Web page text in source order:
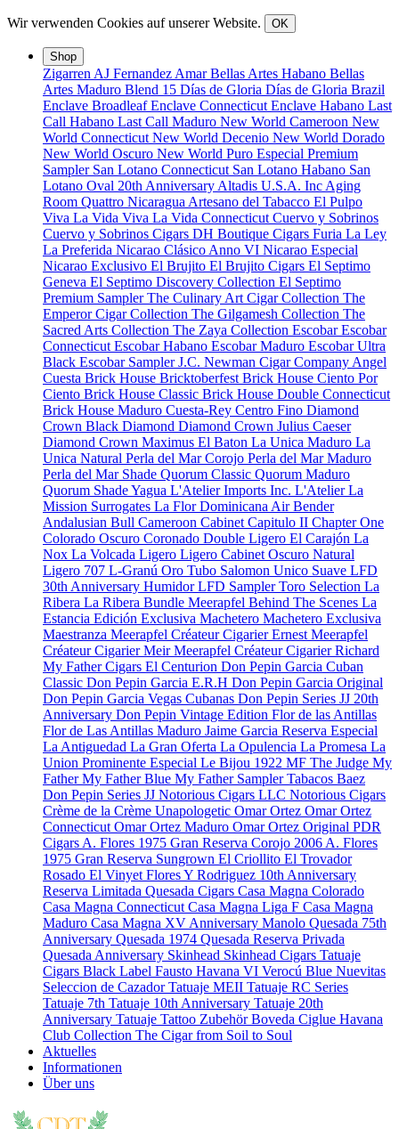
Wir verwenden Cookies auf unserer Website. OK
Shop
Zigarren AJ Fernandez AmarBellas Artes Habano Bellas
Artes Maduro Blend 15 Días de Gloria Días de Gloria Brazil
Enclave BroadleafEnclave Connecticut Enclave Habano Last
Call Habano Last Call Maduro New World Cameroon New
World Connecticut New World Decenio New World Dorado
New World Oscuro New World Puro Especial Premium
Sampler San Lotano Connecticut San Lotano Habano San
Lotano Oval 20th Anniversary Altadis U.S.A. Inc Aging
Room Quattro Nicaragua Artesano del Tabacco El Pulpo
Viva La Vida Viva La Vida Connecticut Cuervo y Sobrinos
Cuervo y Sobrinos Cigars DH Boutique Cigars Furia La Ley
La Preferida Nicarao Clásico Anno VI Nicarao Especial
Nicarao Exclusivo El Brujito El Brujito Cigars El Septimo
Geneva El Septimo Discovery Collection El Septimo
Premium SamplerThe Culinary Art Cigar Collection The
Emperor Cigar Collection The Gilgamesh Collection The
Sacred Arts Collection The Zaya Collection EscobarEscobar
Connecticut Escobar Habano Escobar Maduro Escobar Ultra
Black Escobar SamplerJ.C. Newman Cigar Company Angel
Cuesta Brick House Bricktoberfest Brick House Ciento Por
Ciento Brick House Classic Brick House Double Connecticut
Brick House Maduro Cuesta-Rey Centro Fino Diamond
Crown Black Diamond Diamond Crown Julius Caeser
Diamond Crown Maximus El Baton La Unica Maduro La
Unica Natural Perla del Mar Corojo Perla del Mar Maduro
Perla del Mar Shade Quorum Classic Quorum Maduro
Quorum ShadeYagua L'Atelier Imports Inc. L'AtelierLa
Mission Surrogates La Flor Dominicana Air Bender
Andalusian Bull Cameroon Cabinet Capitulo II Chapter One
Colorado Oscuro Coronado Double Ligero El Carajón La
Nox La Volcada Ligero Ligero Cabinet Oscuro Natural
Ligero 707 L-Granú Oro Tubo Salomon Unico Suave LFD
30th Anniversary HumidorLFD Sampler Toro Selection La
Ribera La Ribera Bundle Meerapfel Behind The Scenes La
Estancia Edición Exclusiva Machetero Machetero Exclusiva
Maestranza Meerapfel Créateur Cigarier Ernest Meerapfel
Créateur Cigarier MeirMeerapfel Créateur Cigarier Richard
My Father Cigars El Centurion Don Pepin Garcia Cuban
Classic Don Pepin Garcia E.R.H Don Pepin Garcia Original
Don Pepin Garcia Vegas Cubanas Don Pepin Series JJ 20th
Anniversary Don Pepin Vintage Edition Flor de las Antillas
Flor de Las Antillas Maduro Jaime Garcia Reserva Especial
La Antiguedad La Gran Oferta La Opulencia La Promesa La
Union Prominente Especial Le Bijou 1922 MF The Judge My
FatherMy Father Blue My Father SamplerTabacos Baez
Don Pepin Series JJ Notorious Cigars LLC Notorious Cigars
Crème de la Crème Unapologetic Omar Ortez Omar Ortez
Connecticut Omar Ortez Maduro Omar Ortez Original PDR
Cigars A. Flores 1975 Gran Reserva Corojo 2006 A. Flores
1975 Gran Reserva Sungrown El Criollito El Trovador
Rosado El Vinyet Flores Y Rodriguez 10th Anniversary
Reserva Limitada Quesada Cigars Casa Magna Colorado
Casa Magna Connecticut Casa Magna Liga F Casa Magna
Maduro Casa Magna XV Anniversary Manolo Quesada 75th
Anniversary Quesada 1974 Quesada Reserva Privada
Quesada Anniversary Skinhead Skinhead Cigars Tatuaje
Cigars Black Label Fausto Havana VI Verocú Blue Nuevitas
Seleccion de CazadorTatuaje MEII Tatuaje RC Series
Tatuaje 7th Tatuaje 10th Anniversary Tatuaje 20th
Anniversary Tatuaje Tattoo ZubehörBoveda Ciglue Havana
Club Collection The Cigar from Soil to Soul
Aktuelles
Informationen
Über uns